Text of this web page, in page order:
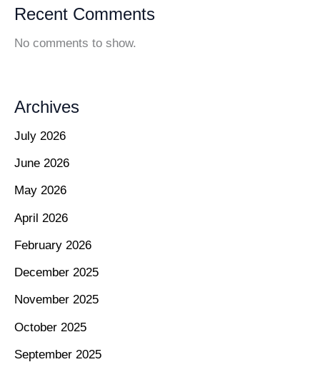
Recent Comments
No comments to show.
Archives
July 2026
June 2026
May 2026
April 2026
February 2026
December 2025
November 2025
October 2025
September 2025